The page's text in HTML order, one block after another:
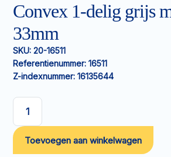
Convex 1-delig grijs
33mm
SKU: 20-16511
Referentienummer: 16511
Z-indexnummer: 16135644
Colozak
SenSura
Toevoegen aan winkelwagen